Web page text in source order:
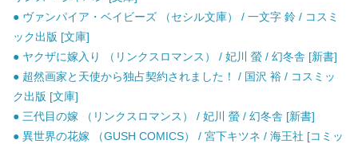
● ヴァンパイア・ベイビーズ （セシル文庫） / 一文字 鈴 / コスミ
ック出版 [文庫]
● ヤクザに嫁入り （リンクスロマンス） / 妃川 螢 / 幻冬舎 [新書]
● 超然画家と天使から独占契約されました！ / 国沢 裕 / コスミッ
ク出版 [文庫]
● 三代目の嫁 （リンクスロマンス） / 妃川 螢 / 幻冬舎 [新書]
● 異世界の花嫁 （GUSH COMICS） / 宮下キツネ / 海王社 [コミッ